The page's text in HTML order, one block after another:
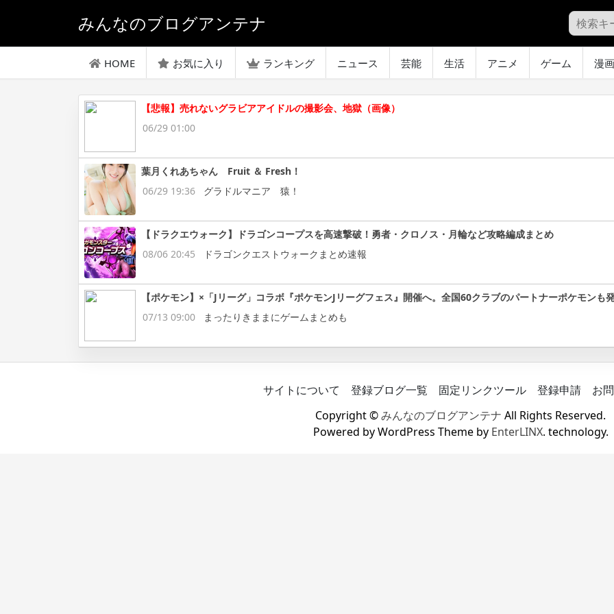
みんなのブログアンテナ
HOME お気に入り ランキング ニュース 芸能 生活 アニメ ゲーム 漫画
【悲報】売れないグラビアアイドルの撮影会、地獄（画像）
06/29 01:00
葉月くれあちゃん Fruit ＆ Fresh！
06/29 19:36
グラドルマニア 猿！
【ドラクエウォーク】ドラゴンコープスを高速撃破！勇者・クロノス・月輪など攻略編成まとめ
08/06 20:45
ドラゴンクエストウォークまとめ速報
【ポケモン】×「Jリーグ」コラボ『ポケモンJリーグフェス』開催へ。全国60クラブのパートナーポケモンも
07/13 09:00
まったりきままにゲームまとめも
サイトについて 登録ブログ一覧 固定リンクツール 登録申請
お
Copyright ©みんなのブログアンテナ All Rights Reserved.
Powered by WordPress Theme by EnterLINX. technology.